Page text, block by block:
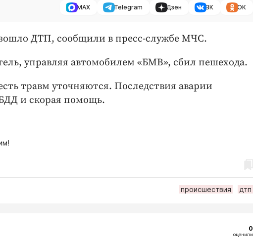
MAX Telegram Дзен ВК ОК
ДТП, сообщили в пресс-службе МЧС.
управляя автомобилем «БМВ», сбил пешехода.
травм уточняются. Последствия аварии
и скорая помощь.
происшествия дтп
0
оценили